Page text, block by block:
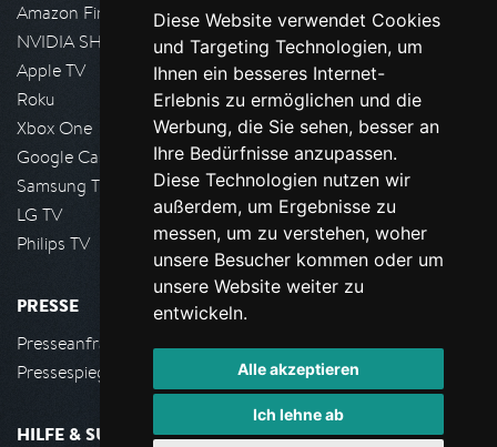
Diese Website verwendet Cookies
und Targeting Technologien, um
Ihnen ein besseres Internet-
Erlebnis zu ermöglichen und die
Werbung, die Sie sehen, besser an
Ihre Bedürfnisse anzupassen.
Diese Technologien nutzen wir
außerdem, um Ergebnisse zu
messen, um zu verstehen, woher
unsere Besucher kommen oder um
unsere Website weiter zu
entwickeln.
Alle akzeptieren
Ich lehne ab
Amazon FireTV
NVIDIA SHIELD, Google TV
Apple TV
Roku
Xbox One
Google Cast
Samsung TV
LG TV
Philips TV
PRESSE
Presseanfrage stellen
Pressespiegel
HILFE & SUPPORT